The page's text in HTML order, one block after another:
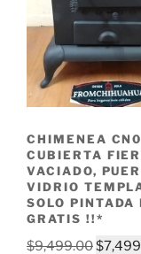
CHIMENEA
CUBIERTA
VACIADO,
VIDRIO
SOLO PINTADA
GRATIS !!*
$9,499.00 Original
$